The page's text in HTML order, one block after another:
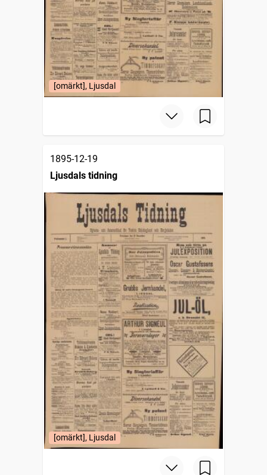
[omärkt], Ljusdal
1895-12-19
Ljusdals tidning
[omärkt], Ljusdal